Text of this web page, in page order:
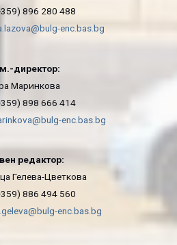
896 280 488
enc.bas.bg
директор:
Маринкова
898 666 414
enc.bas.bg
редактор:
Гелева-Цветкова
886 494 560
enc.bas.bg